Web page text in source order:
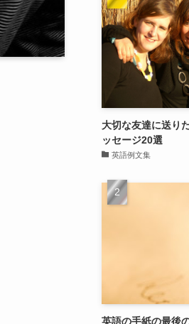
大切な友達に送り
ッセージ20選
英語例文集
英語の手紙の最後